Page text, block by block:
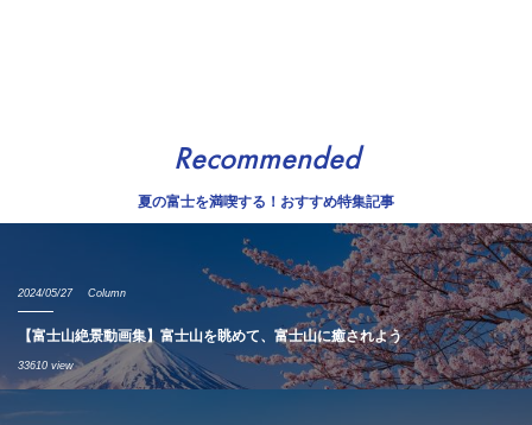
Recommended
夏の富士を満喫する！おすすめ特集記事
2024/05/27 Column
【富士山絶景動画集】富士山を眺めて、富士山に癒されよう
33610 view